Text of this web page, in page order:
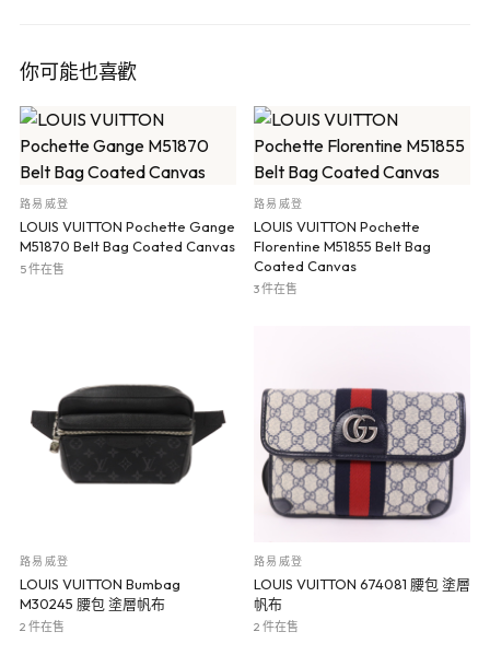
你可能也喜歡
路易威登
LOUIS VUITTON Pochette Gange
M51870 Belt Bag Coated Canvas
5 件在售
路易威登
LOUIS VUITTON Pochette
Florentine M51855 Belt Bag
Coated Canvas
3 件在售
路易威登
LOUIS VUITTON Bumbag
M30245 腰包 塗層帆布
2 件在售
路易威登
LOUIS VUITTON 674081 腰包 塗層
帆布
2 件在售